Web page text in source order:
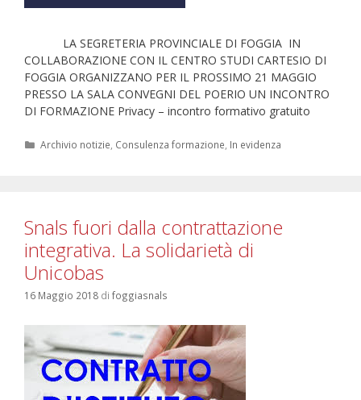
LA SEGRETERIA PROVINCIALE DI FOGGIA IN
COLLABORAZIONE CON IL CENTRO STUDI CARTESIO DI
FOGGIA ORGANIZZANO PER IL PROSSIMO 21 MAGGIO
PRESSO LA SALA CONVEGNI DEL POERIO UN INCONTRO
DI FORMAZIONE Privacy – incontro formativo gratuito
Categorie
Archivio notizie, Consulenza formazione, In evidenza
Snals fuori dalla contrattazione
integrativa. La solidarietà di
Unicobas
16 Maggio 2018 di foggiasnals